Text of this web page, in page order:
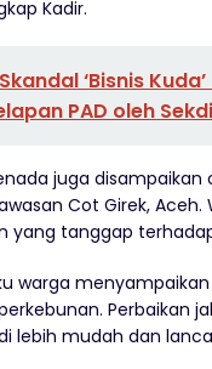
Kadir.
Skandal ‘Bisnis
PAD oleh
juga
Cot Girek,
yang tanggap
warga
Perbaikan
lebih mudah dan